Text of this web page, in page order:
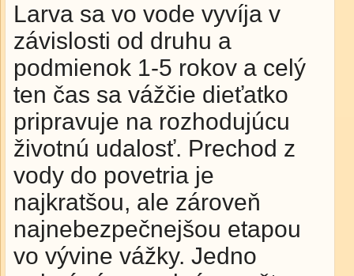
Larva sa vo vode vyvíja v
závislosti od druhu a
podmienok 1-5 rokov a celý
ten čas sa vážčie dieťatko
pripravuje na rozhodujúcu
životnú udalosť. Prechod z
vody do povetria je
najkratšou, ale zároveň
najnebezpečnejšou etapou
vo vývine vážky. Jedno